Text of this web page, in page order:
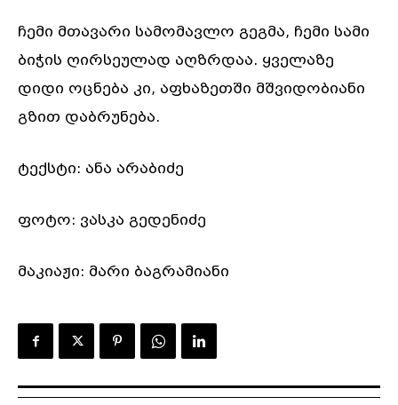
ჩემი მთავარი სამომავლო გეგმა, ჩემი სამი
ბიჭის ღირსეულად აღზრდაა. ყველაზე
დიდი ოცნება კი, აფხაზეთში მშვიდობიანი
გზით დაბრუნება.
ტექსტი: ანა არაბიძე
ფოტო: ვასკა გედენიძე
მაკიაჟი: მარი ბაგრამიანი